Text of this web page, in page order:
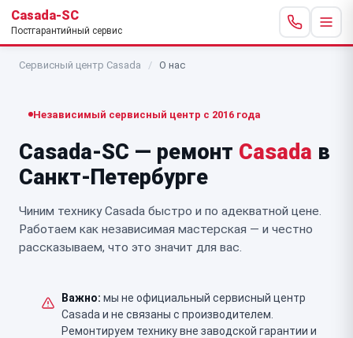
Casada-SC
Постгарантийный сервис
Сервисный центр Casada / О нас
Независимый сервисный центр с 2016 года
Casada-SC — ремонт Casada в
Санкт-Петербурге
Чиним технику Casada быстро и по адекватной цене.
Работаем как независимая мастерская — и честно
рассказываем, что это значит для вас.
Важно: мы не официальный сервисный центр
Casada и не связаны с производителем.
Ремонтируем технику вне заводской гарантии и